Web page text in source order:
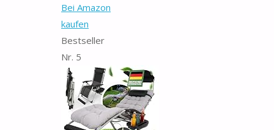
Bei Amazon
kaufen
Bestseller
Nr. 5